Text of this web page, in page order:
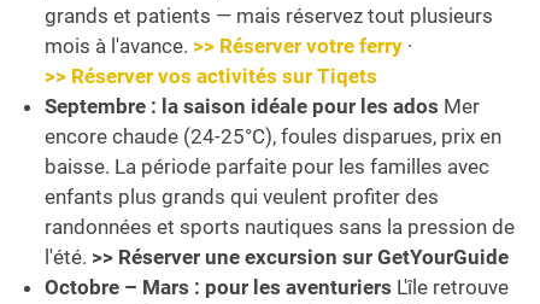
grands et patients — mais réservez tout plusieurs
mois à l'avance. >> Réserver votre ferry ·
>> Réserver vos activités sur Tiqets
Septembre : la saison idéale pour les ados Mer
encore chaude (24-25°C), foules disparues, prix en
baisse. La période parfaite pour les familles avec
enfants plus grands qui veulent profiter des
randonnées et sports nautiques sans la pression de
l'été. >> Réserver une excursion sur GetYourGuide
Octobre – Mars : pour les aventuriers L'île retrouve